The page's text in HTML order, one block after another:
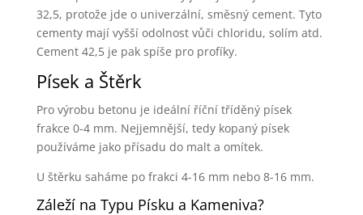
32,5, protože jde o univerzální, směsný cement. Tyto
cementy mají vyšší odolnost vůči chloridu, solím atd.
Cement 42,5 je pak spíše pro profíky.
Písek a Štěrk
Pro výrobu betonu je ideální říční tříděný písek
frakce 0-4 mm. Nejjemnější, tedy kopaný písek
používáme jako přísadu do malt a omítek.
U štěrku saháme po frakci 4-16 mm nebo 8-16 mm.
Záleží na Typu Písku a Kameniva?